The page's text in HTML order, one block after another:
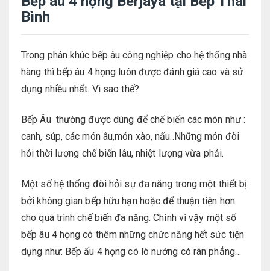
Bình
Trong phân khúc bếp âu công nghiệp cho hệ thống nhà
hàng thì bếp âu 4 họng luôn được đánh giá cao và sử
dụng nhiều nhất. Vì sao thế?
Bếp Âu thường được dùng để chế biến các món như :
canh, súp, các món âu,món xào, nấu..Những món đòi
hỏi thời lượng chế biến lâu, nhiệt lượng vừa phải.
Một số hệ thống đòi hỏi sự đa năng trong một thiết bị
bởi không gian bếp hữu hạn hoặc để thuận tiện hơn
cho quá trình chế biến đa năng. Chính vì vậy một số
bếp âu 4 họng có thêm những chức năng hết sức tiện
dụng như: Bếp ấu 4 họng có lò nướng có rán phẳng…